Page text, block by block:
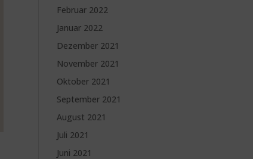
Februar 2022
Januar 2022
Dezember 2021
November 2021
Oktober 2021
September 2021
August 2021
Juli 2021
Juni 2021